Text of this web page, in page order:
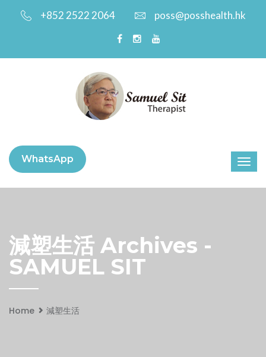
+852 2522 2064 poss@posshealth.hk
WhatsApp
減塑生活 Archives -
SAMUEL SIT
Home 減塑生活